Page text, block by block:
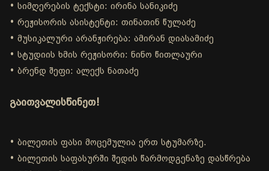
• სიმღერების ტექსტი: ირინა სანიკიძე
• რეჟისორის ასისტენტი: თინათინ წულაძე
• მუსიკალური არანჟირება: ამირან დიასამიძე
• სტუდიის ხმის რეჟისორი: ნინო წითლაური
• ბრენდ შეფი: ალექს ნათაძე
გაითვალისწინეთ!
• ბილეთის ფასი მოცემულია ერთ სტუმარზე.
• ბილეთის საფასურში შედის წარმოდგენაზე დასწრება